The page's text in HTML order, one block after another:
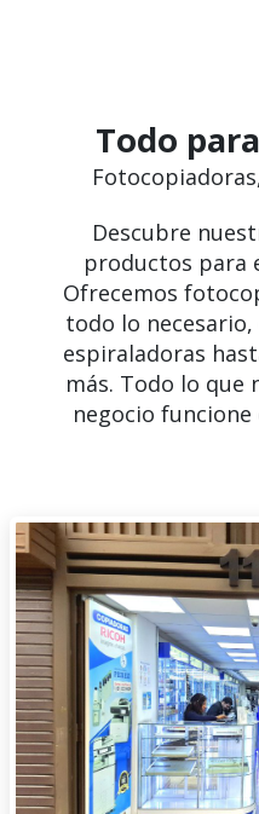
Todo
Descubre
productos para
Ofrecemos
todo lo
espiraladoras
más. Todo lo que
negocio